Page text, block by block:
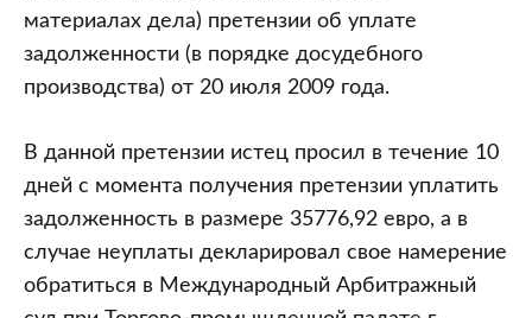
материалах дела) претензии об уплате
задолженности (в порядке досудебного
производства) от 20 июля 2009 года.
В данной претензии истец просил в течение 10
дней с момента получения претензии уплатить
задолженность в размере 35776,92 евро, а в
случае неуплаты декларировал свое намерение
обратиться в Международный Арбитражный